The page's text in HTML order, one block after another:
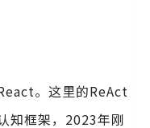
。这里的ReAct
知框架，2023年刚